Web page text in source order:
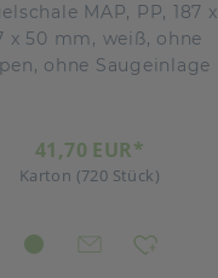
MAP, PP, 187 x
x 50 mm, weiß, ohne
ohne Saugeinlage
41,70 EUR*
Karton (720 Stück)